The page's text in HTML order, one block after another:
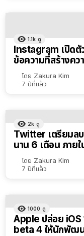
1.1k ดู
Instagram เปิดตั
ข้อความที่สร้างคว
โดย Zakura Kim
7 ปีที่แล้ว
2k ดู
Twitter เตรียมล
นาน 6 เดือน ภาย
โดย Zakura Kim
7 ปีที่แล้ว
1000 ดู
Apple ปล่อย
beta 4 ให้นักพัฒ